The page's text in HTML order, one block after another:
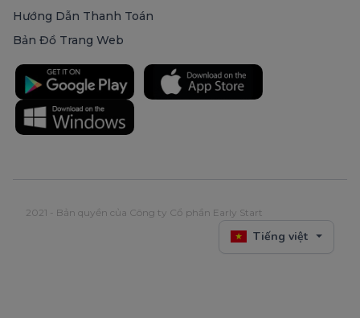
Hướng Dẫn Thanh Toán
Bản Đồ Trang Web
2021 - Bản quyền của Công ty Cổ phần Early Start
Tiếng việt